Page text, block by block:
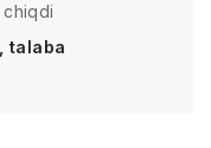
chiqdi
talaba